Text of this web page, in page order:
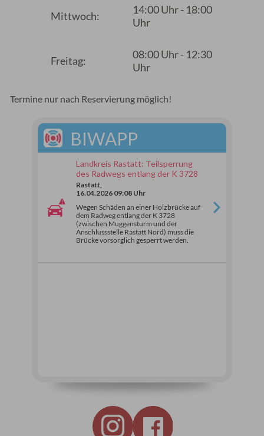
Mittwoch:
14:00 Uhr - 18:00
Uhr
Freitag:
08:00 Uhr - 12:30
Uhr
Termine nur nach Reservierung möglich!
BIWAPP
Landkreis Rastatt: Teilsperrung
des Radwegs entlang der K 3728
Rastatt,
16.04.2026 09:08 Uhr
Wegen Schäden an einer Holzbrücke auf
dem Radweg entlang der K 3728
(zwischen Muggensturm und der
Anschlussstelle Rastatt Nord) muss die
Brücke vorsorglich gesperrt werden.